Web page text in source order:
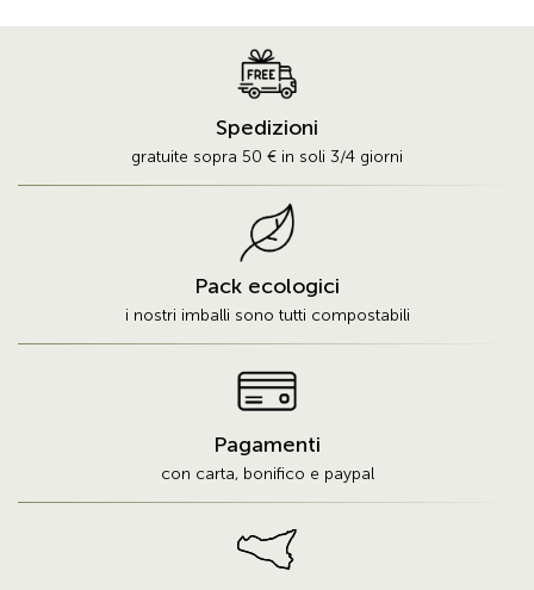
profondità per avvicinarsi alla costa solo durante la riproduzione, tra
Le Uova di Tonno Bianco sono realizzate da Aciblu, una cooperativa
pesca, esclusivamente nel Mar Mediterraneo, alla trasformazione in
prodotto finito. Le Uova di Tonno Bianco vengono lavorate dalla
differenza di quanto avviene nella preparazione della bottarga, non viene
effettuata alcuna salatura preventiva. In questo modo, il sapore delle Uova
di Tonno Bianco resta inalterato.
Spedizioni
gratuite sopra 50 € in soli 3/4 giorni
Pack ecologici
i nostri imballi sono tutti compostabili
Pagamenti
con carta, bonifico e paypal